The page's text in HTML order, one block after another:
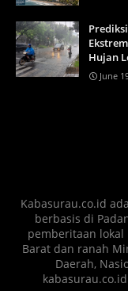
Hujan
June
Kabasurau.co.id
berbasis di
pemberitaan
Barat dan ranah
Daerah,